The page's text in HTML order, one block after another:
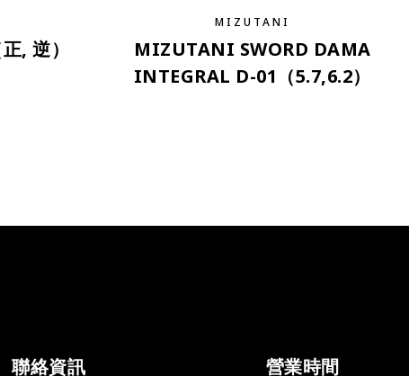
, 逆）
MIZUTANI
MIZUTANI SWORD DAMA
INTEGRAL D-01（5.7,6.2）
聯絡資訊 營業時間